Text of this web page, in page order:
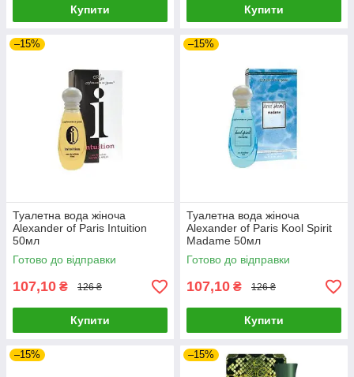
Купити Купити
–15%
Туалетна вода жіноча
Alexander of Paris Intuition
50мл
Готово до відправки
107,10 ₴ 126 ₴
Купити
–15%
Туалетна вода жіноча
Alexander of Paris Kool Spirit
Madame 50мл
Готово до відправки
107,10 ₴ 126 ₴
Купити
–15% –15%